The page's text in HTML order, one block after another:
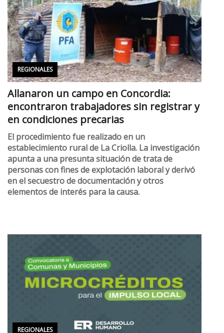
REGIONALES
Allanaron un campo en Concordia:
encontraron trabajadores sin registrar y
en condiciones precarias
El procedimiento fue realizado en un
establecimiento rural de La Criolla. La investigación
apunta a una presunta situación de trata de
personas con fines de explotación laboral y derivó
en el secuestro de documentación y otros
elementos de interés para la causa.